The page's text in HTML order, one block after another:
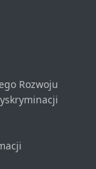
Rozwoju